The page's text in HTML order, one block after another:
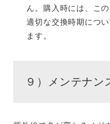
ん。購入時には、こ
適切な交換時期につ
ます。
９）メンテナン